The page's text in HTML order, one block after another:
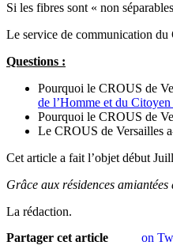
Si les fibres sont « non
Le service de communication du
Questions :
Pourquoi le CROUS de
de l’Homme et du
Pourquoi le CROUS de
Le CROUS de Versailles
Cet article a fait l’objet début
Grâce aux résidences
La rédaction.
Partager cet article
on